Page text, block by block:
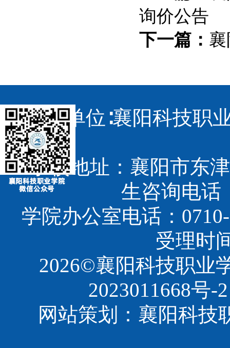
询价公告
下一篇：
主办单位∶襄阳科技
学校地址：襄阳市东
生咨询电话
学院办公室电话：
受理时
2026©襄阳科技职
2023011668号-2
网站策划：襄阳科